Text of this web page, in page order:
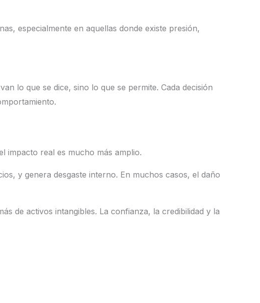
especialmente en aquellas donde existe presión,
lo que se dice, sino lo que se permite. Cada decisión
impacto real es mucho más amplio.
y genera desgaste interno. En muchos casos, el daño
de activos intangibles. La confianza, la credibilidad y la